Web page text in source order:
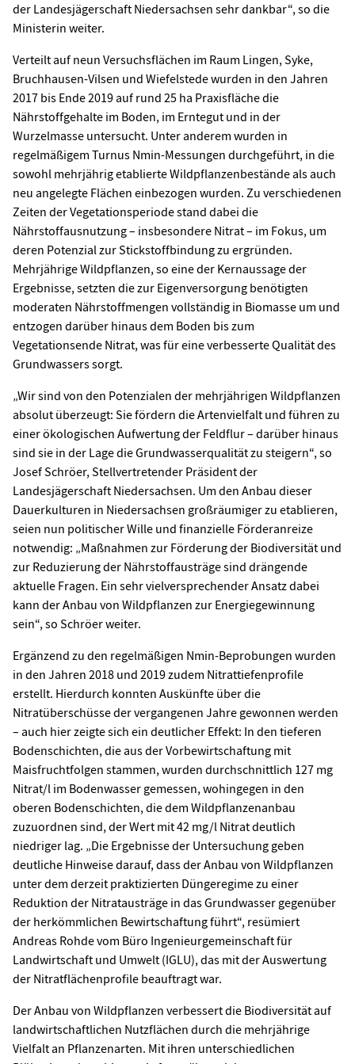
der Landesjägerschaft Niedersachsen sehr dankbar“, so die
Ministerin weiter.
Verteilt auf neun Versuchsflächen im Raum Lingen, Syke,
Bruchhausen-Vilsen und Wiefelstede wurden in den Jahren
2017 bis Ende 2019 auf rund 25 ha Praxisfläche die
Nährstoffgehalte im Boden, im Erntegut und in der
Wurzelmasse untersucht. Unter anderem wurden in
regelmäßigem Turnus Nmin-Messungen durchgeführt, in die
sowohl mehrjährig etablierte Wildpflanzenbestände als auch
neu angelegte Flächen einbezogen wurden. Zu verschiedenen
Zeiten der Vegetationsperiode stand dabei die
Nährstoffausnutzung – insbesondere Nitrat – im Fokus, um
deren Potenzial zur Stickstoffbindung zu ergründen.
Mehrjährige Wildpflanzen, so eine der Kernaussage der
Ergebnisse, setzten die zur Eigenversorgung benötigten
moderaten Nährstoffmengen vollständig in Biomasse um und
entzogen darüber hinaus dem Boden bis zum
Vegetationsende Nitrat, was für eine verbesserte Qualität des
Grundwassers sorgt.
„Wir sind von den Potenzialen der mehrjährigen Wildpflanzen
absolut überzeugt: Sie fördern die Artenvielfalt und führen zu
einer ökologischen Aufwertung der Feldflur – darüber hinaus
sind sie in der Lage die Grundwasserqualität zu steigern“, so
Josef Schröer, Stellvertretender Präsident der
Landesjägerschaft Niedersachsen. Um den Anbau dieser
Dauerkulturen in Niedersachsen großräumiger zu etablieren,
seien nun politischer Wille und finanzielle Förderanreize
notwendig: „Maßnahmen zur Förderung der Biodiversität und
zur Reduzierung der Nährstoffausträge sind drängende
aktuelle Fragen. Ein sehr vielversprechender Ansatz dabei
kann der Anbau von Wildpflanzen zur Energiegewinnung
sein“, so Schröer weiter.
Ergänzend zu den regelmäßigen Nmin-Beprobungen wurden
in den Jahren 2018 und 2019 zudem Nitrattiefenprofile
erstellt. Hierdurch konnten Auskünfte über die
Nitratüberschüsse der vergangenen Jahre gewonnen werden
– auch hier zeigte sich ein deutlicher Effekt: In den tieferen
Bodenschichten, die aus der Vorbewirtschaftung mit
Maisfruchtfolgen stammen, wurden durchschnittlich 127 mg
Nitrat/l im Bodenwasser gemessen, wohingegen in den
oberen Bodenschichten, die dem Wildpflanzenanbau
zuzuordnen sind, der Wert mit 42 mg/l Nitrat deutlich
niedriger lag. „Die Ergebnisse der Untersuchung geben
deutliche Hinweise darauf, dass der Anbau von Wildpflanzen
unter dem derzeit praktizierten Düngeregime zu einer
Reduktion der Nitratausträge in das Grundwasser gegenüber
der herkömmlichen Bewirtschaftung führt“, resümiert
Andreas Rohde vom Büro Ingenieurgemeinschaft für
Landwirtschaft und Umwelt (IGLU), das mit der Auswertung
der Nitratflächenprofile beauftragt war.
Der Anbau von Wildpflanzen verbessert die Biodiversität auf
landwirtschaftlichen Nutzflächen durch die mehrjährige
Vielfalt an Pflanzenarten. Mit ihren unterschiedlichen